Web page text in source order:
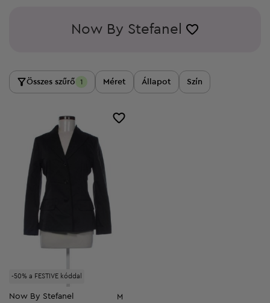
Now By Stefanel
Összes szűrő 1 Méret Állapot Szín
-50% a FESTIVE kóddal
Now By Stefanel M